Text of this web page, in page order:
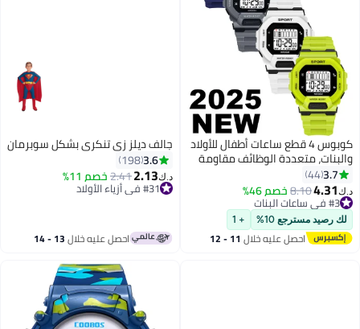
كوبوس 4 قطع ساعات أطفال للأولاد
والبنات، متعددة الوظائف مقاومة
للماء للأطفال، ساعة رقمية للتوقيت
(رمادي أزرق أبيض أخضر)
3.7
44
د.ك‏4.31
8.10خصم 46%
#3 في ساعات البنات
#3 في ساعات البنات
لك رصيد مسترجع 10%
احصل عليه خلال 11 - 12
جالف ديلز زي تنكري بشكل سوبرمان
3.6
198
د.ك‏2.13
2.41خصم 11%
#31 في أزياء الأولاد
#31 في أزياء الأولاد
احصل عليه خلال 13 - 14